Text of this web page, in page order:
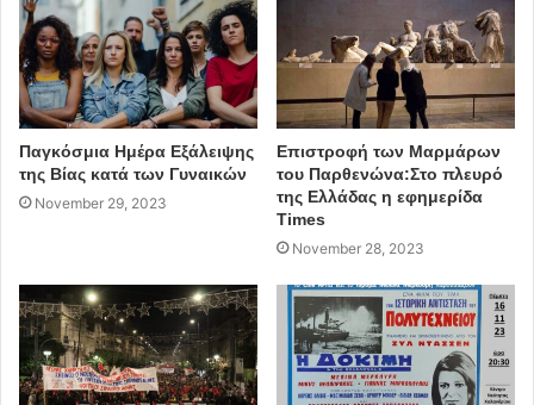
Παγκόσμια Ημέρα Εξάλειψης
της Βίας κατά των Γυναικών
November 29, 2023
Επιστροφή των Μαρμάρων
του Παρθενώνα:Στο πλευρό
της Ελλάδας η εφημερίδα
Times
November 28, 2023